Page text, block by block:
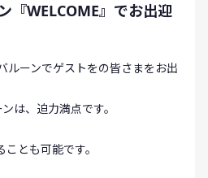
『WELCOME』でお出迎
ルーンでゲストをの皆さまをお出
は、迫力満点です。
とも可能です。